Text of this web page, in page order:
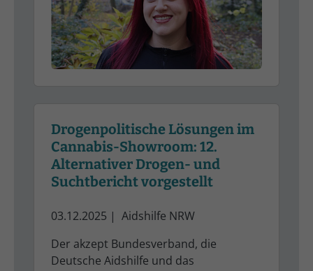
Drogenpolitische Lösungen im
Cannabis-Showroom: 12.
Alternativer Drogen- und
Suchtbericht vorgestellt
03.12.2025 | Aidshilfe NRW
Der akzept Bundesverband, die
Deutsche Aidshilfe und das